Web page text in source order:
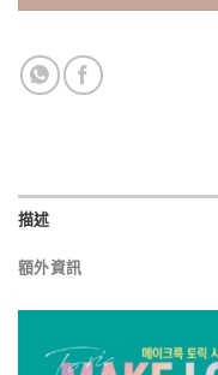
描述
額外資訊